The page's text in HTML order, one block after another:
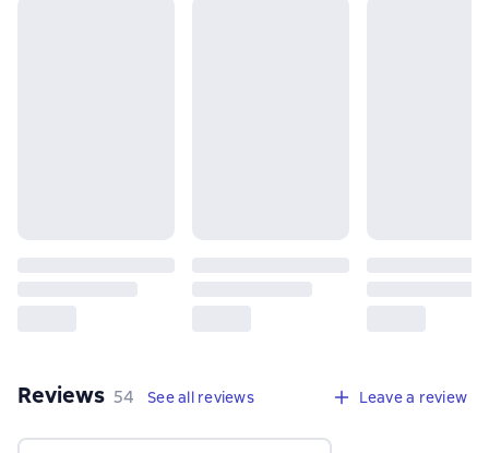
Reviews 54 reviews
54 See all reviews Leave a review